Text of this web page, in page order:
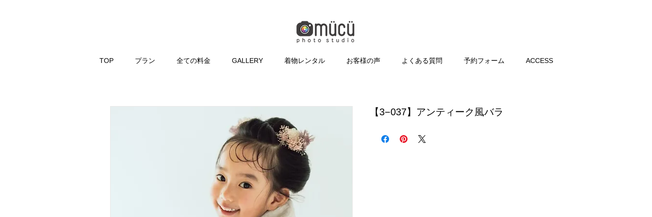
TOP プラン 全ての料金 GALLERY 着物レンタル お客様の声 よくある質問 予約フォーム ACCESS
【3−037】アンティーク風バラ